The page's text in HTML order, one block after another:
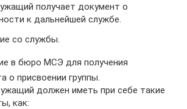
получает документ о
к дальнейшей службе.
со службы.
в бюро МСЭ для получения
о присвоении группы.
должен иметь при себе такие
как: